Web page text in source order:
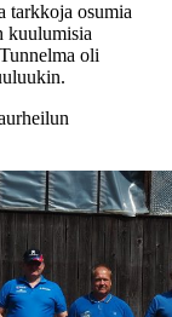
tarkkoja osumia
kuulumisia
oli